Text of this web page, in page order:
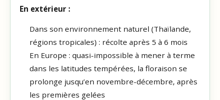
En extérieur :
Dans son environnement naturel (Thaïlande,
régions tropicales) : récolte après 5 à 6 mois
En Europe : quasi-impossible à mener à terme
dans les latitudes tempérées, la floraison se
prolonge jusqu’en novembre-décembre, après
les premières gelées